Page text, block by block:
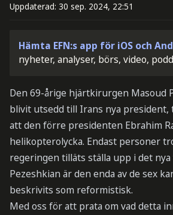
Uppdaterad: 30 sep. 2024, 22:51
Hämta EFN:s app för iOS och
nyheter, analyser, börs, video, podd
Den 69-årige hjärtkirurgen Masoud
blivit utsedd till Irans nya president,
att den förre presidenten Ebrahim
helikopterolycka. Endast personer
regeringen tilläts ställa upp i det nya
Pezeshkian är den enda av de sex
beskrivits som reformistisk.
Med oss för att prata om vad detta